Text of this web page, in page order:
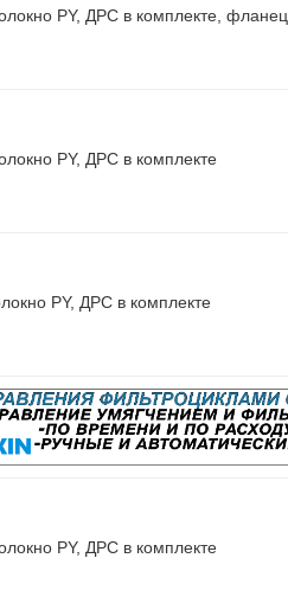
PY, ДРС в комплекте, фланец
PY, ДРС в комплекте
PY, ДРС в комплекте
PY, ДРС в комплекте